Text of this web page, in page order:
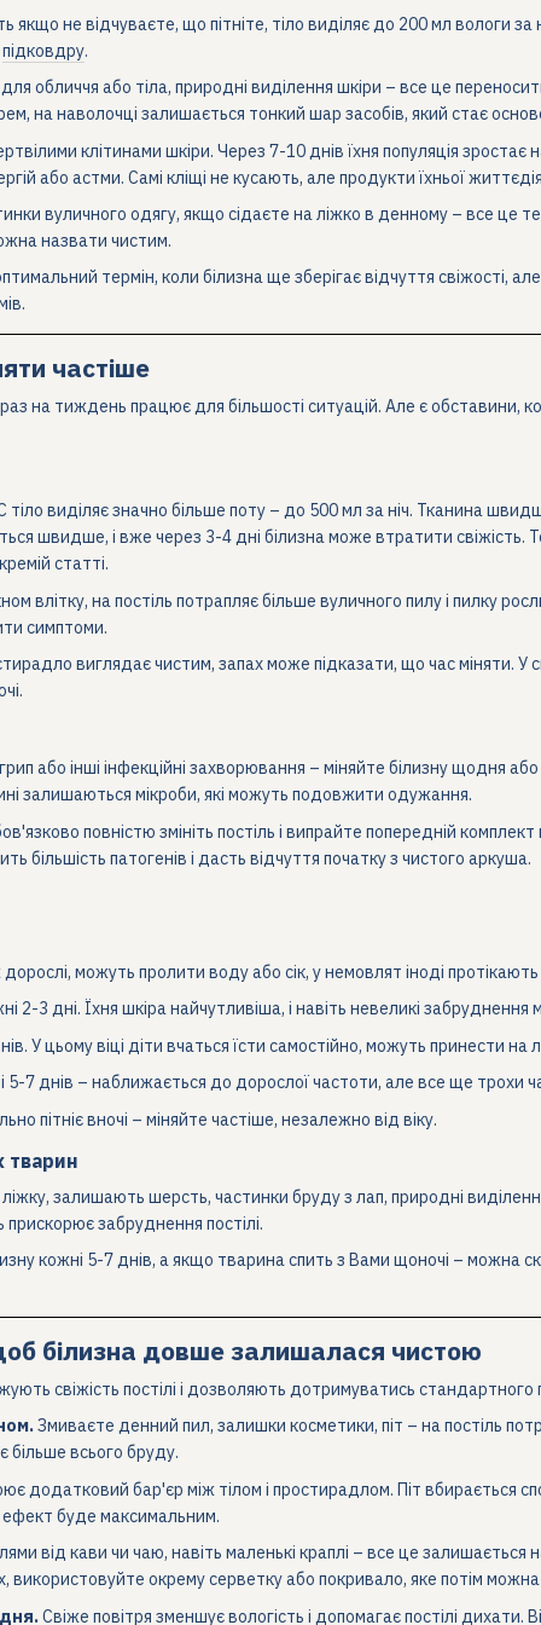
якщо не відчуваєте, що пітніте, тіло виділяє до 200 мл вологи
підковдру.
обличчя або тіла, природні виділення шкіри – все це
на наволочці залишається тонкий шар засобів, який стає
клітинами шкіри. Через 7-10 днів їхня популяція
або астми. Самі кліщі не кусають, але продукти їхньої
вуличного одягу, якщо сідаєте на ліжко в денному – все це
назвати чистим.
термін, коли білизна ще зберігає відчуття свіжості,
частіше
на тиждень працює для більшості ситуацій. Але є обставини,
тіло виділяє значно більше поту – до 500 мл за ніч. Тканина
швидше, і вже через 3-4 дні білизна може втратити свіжість.
статті.
влітку, на постіль потрапляє більше вуличного пилу і пилку
симптоми.
виглядає чистим, запах може підказати, що час міняти. У
або інші інфекційні захворювання – міняйте білизну щодня
залишаються мікроби, які можуть подовжити одужання.
повністю змініть постіль і випрайте попередній
більшість патогенів і дасть відчуття початку з чистого аркуша.
можуть пролити воду або сік, у немовлят іноді
2-3 дні. Їхня шкіра найчутливіша, і навіть невеликі
У цьому віці діти вчаться їсти самостійно, можуть принести на
5-7 днів – наближається до дорослої частоти, але все ще трохи
пітніє вночі – міняйте частіше, незалежно від віку.
тварин
ліжку, залишають шерсть, частинки бруду з лап, природні
прискорює забруднення постілі.
кожні 5-7 днів, а якщо тварина спить з Вами щоночі – можна
білизна довше залишалася чистою
свіжість постілі і дозволяють дотримуватись
Змиваєте денний пил, залишки косметики, піт – на постіль
більше всього бруду.
додатковий бар'єр між тілом і простирадлом. Піт вбирається
ефект буде максимальним.
від кави чи чаю, навіть маленькі краплі – все це
використовуйте окрему серветку або покривало, яке потім
Свіже повітря зменшує вологість і допомагає постілі